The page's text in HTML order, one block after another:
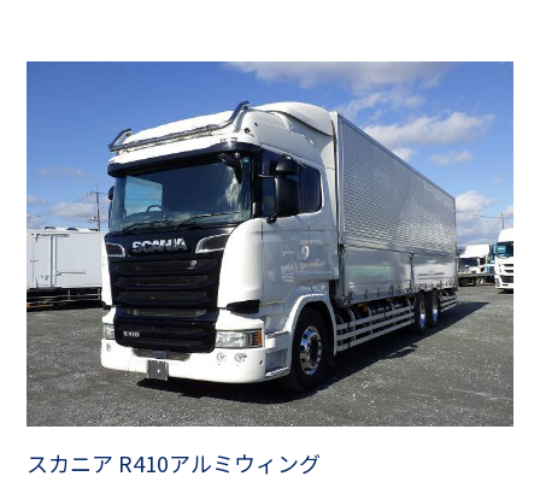
スカニア R410アルミウィング